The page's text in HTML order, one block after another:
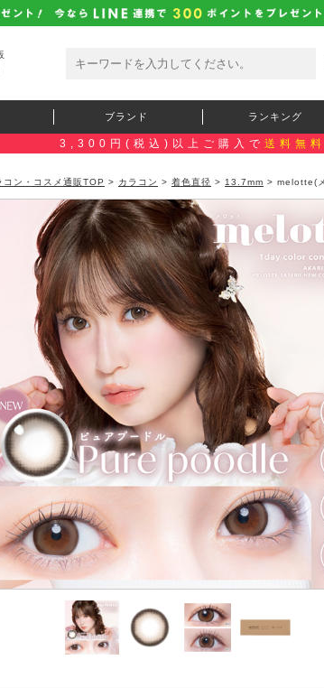
ブランド ランキング
3,300円(税込)以上ご購入で 送料無料
コン・コスメ通販TOP > カラコン > 着色直径 > 13.7mm > melotte(